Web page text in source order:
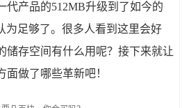
代产品的512MB升级到了如今的
为足够了。很多人看到这里会好
储存空间有什么用呢？接下来就让
做了哪些革新吧！